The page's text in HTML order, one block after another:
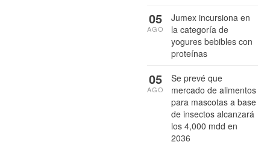
Jumex incursiona en
la categoría de
yogures bebibles con
proteínas
05
AGO
Se prevé que
mercado de alimentos
para mascotas a base
de insectos alcanzará
los 4,000 mdd en
2036
05
AGO